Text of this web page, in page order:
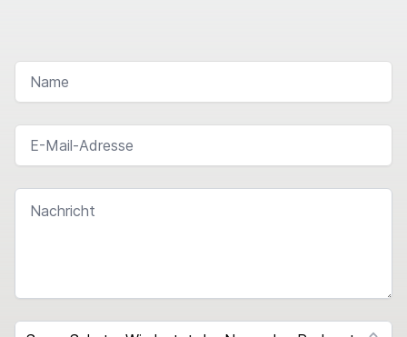
NAME
E-MAIL-ADRESSE
NACHRICHT
F
SPAM CAPTCHA